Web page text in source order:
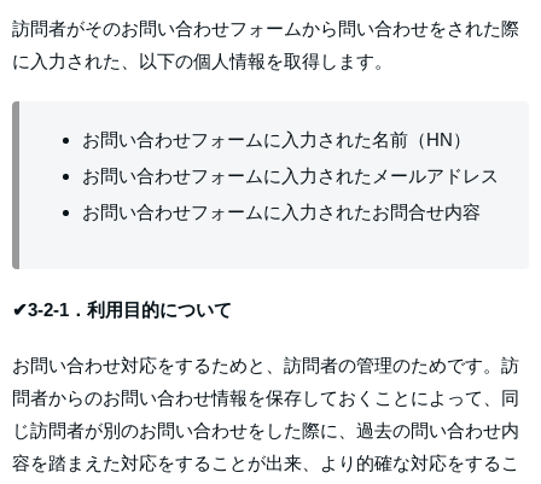
訪問者がそのお問い合わせフォームから問い合わせをされた際
に入力された、以下の個人情報を取得します。
お問い合わせフォームに入力された名前（HN）
お問い合わせフォームに入力されたメールアドレス
お問い合わせフォームに入力されたお問合せ内容
✔3-2-1．利用目的について
お問い合わせ対応をするためと、訪問者の管理のためです。訪
問者からのお問い合わせ情報を保存しておくことによって、同
じ訪問者が別のお問い合わせをした際に、過去の問い合わせ内
容を踏まえた対応をすることが出来、より的確な対応をするこ